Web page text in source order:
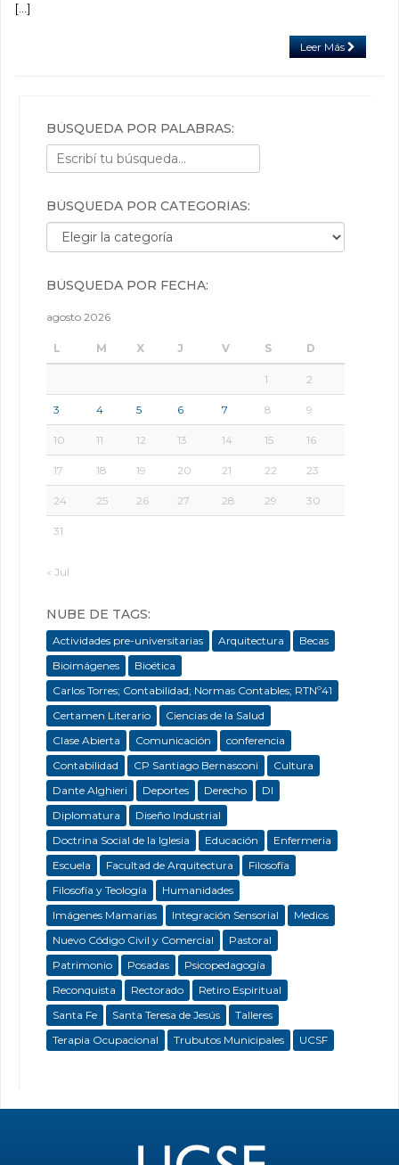
[…]
Leer Más
BÚSQUEDA POR PALABRAS:
BÚSQUEDA POR CATEGORÍAS:
Búsqueda por categorías:
BÚSQUEDA POR FECHA:
agosto 2026
L M X J V S D
1 2
3 4 5 6 7 8 9
10 11 12 13 14 15 16
17 18 19 20 21 22 23
24 25 26 27 28 29 30
31
« Jul
NUBE DE TAGS:
Actividades pre-universitarias Arquitectura
Becas
Bioimágenes
Bioética
Carlos Torres; Contabilidad; Normas Contables; RTNº41
Certamen Literario
Ciencias de la Salud
Clase Abierta
Comunicación
conferencia
Contabilidad
CP Santiago Bernasconi
Cultura
Dante Alghieri
Deportes Derecho
DI
Diplomatura
Diseño Industrial
Doctrina Social de la Iglesia
Educación
Enfermeria
Escuela
Facultad de Arquitectura
Filosofía
Filosofía y Teología
Humanidades
Imágenes Mamarias
Integración Sensorial
Medios
Nuevo Código Civil y Comercial
Pastoral
Patrimonio
Posadas
Psicopedagogía
Reconquista
Rectorado
Retiro Espiritual
Santa Fe
Santa Teresa de Jesús
Talleres
Terapia Ocupacional
Trubutos Municipales UCSF